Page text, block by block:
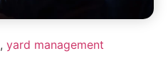
, yard management